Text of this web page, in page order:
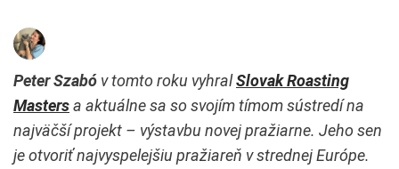
Peter Szabó v tomto roku vyhralSlovak Roasting
Mastersa aktuálne sa so svojím tímom sústredí na
najväčší projekt – výstavbu novej pražiarne. Jeho sen
je otvoriť najvyspelejšiu pražiareň v strednej Európe.